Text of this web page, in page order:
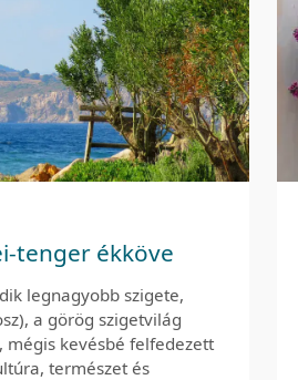
tenger ékköve
legnagyobb szigete,
a görög szigetvilág
mégis kevésbé felfedezett
természet és